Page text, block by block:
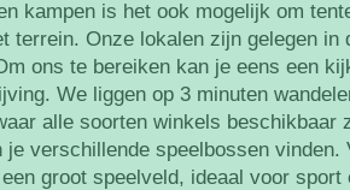
kampen is het ook mogelijk om
terrein. Onze lokalen zijn gelegen in
ons te bereiken kan je eens een
We liggen op 3 minuten
alle soorten winkels beschikbaar
je verschillende speelbossen vinden.
groot speelveld, ideaal voor sport